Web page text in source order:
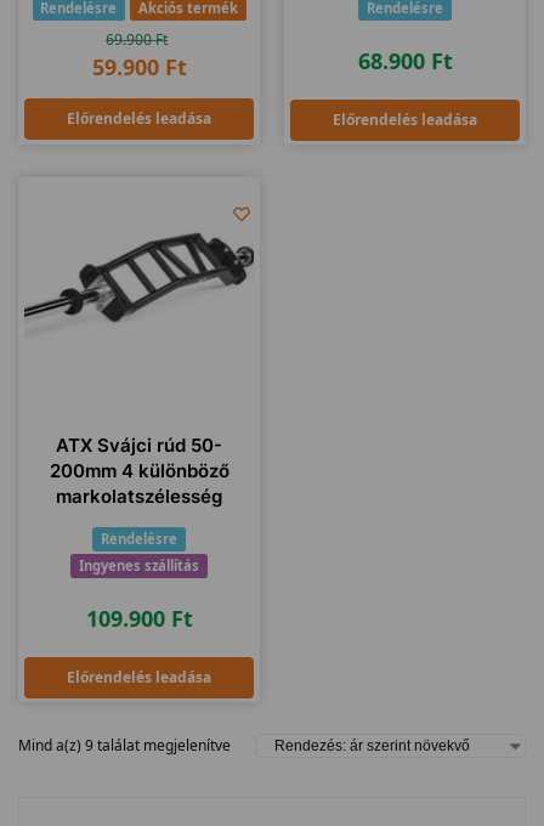
Rendelésre Akciós termék
69.900Ft
59.900 Ft
Előrendelés leadása
Rendelésre
68.900 Ft
Előrendelés leadása
ATX Svájci rúd 50-
200mm 4 különböző
markolatszélesség
Rendelésre
Ingyenes szállítás
109.900 Ft
Előrendelés leadása
Mind a(z) 9 találat megjelenítve